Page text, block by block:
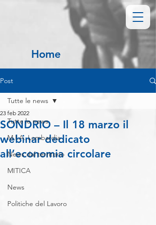
Home
Post
Tutte le news
M.I.A. Lombardia
News dal territorio
MITICA
News
Politiche del Lavoro
Tutte le news
SONDRIO – Il 18 marzo il
webinar dedicato
all’economia circolare
23 feb 2022